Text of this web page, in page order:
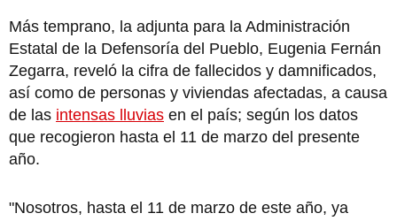
Más temprano, la adjunta para la Administración
Estatal de la Defensoría del Pueblo, Eugenia Fernán
Zegarra, reveló la cifra de fallecidos y damnificados,
así como de personas y viviendas afectadas, a causa
de las intensas lluvias en el país; según los datos
que recogieron hasta el 11 de marzo del presente
año.
"Nosotros, hasta el 11 de marzo de este año, ya